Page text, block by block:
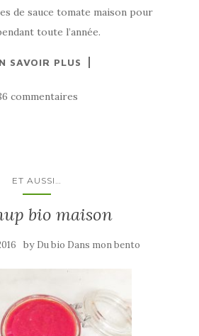
de sauce tomate maison pour
toute l’année.
SAVOIR PLUS
commentaires
ET AUSSI…
bio maison
by Du bio Dans mon bento